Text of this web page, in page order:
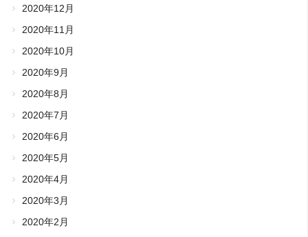
2020年12月
2020年11月
2020年10月
2020年9月
2020年8月
2020年7月
2020年6月
2020年5月
2020年4月
2020年3月
2020年2月